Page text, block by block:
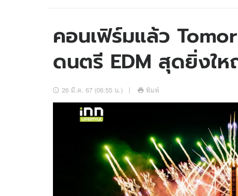
ข่าวบันเทิง
ข่าวกีฬา
ข่าวเศรษฐกิจ
อัปเดตจีน
เช็กข่าวชัวร์
สถิติหวยไทย
หวยลาว
ดาวน์โหลดสนุกแอปฟรี ติดตามสนุกโซเชียลไ
คอนเฟิร์มแล้ว
ดนตรี EDM สุดยิ่งใ
26 มี.ค. 67 (06:55 น.) พิมพ์